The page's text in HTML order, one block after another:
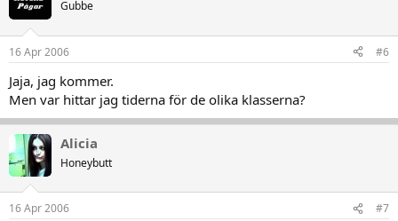
Gubbe
16 Apr 2006 #6
Jaja, jag kommer.
Men var hittar jag tiderna för de olika klasserna?
Alicia
Honeybutt
16 Apr 2006 #7